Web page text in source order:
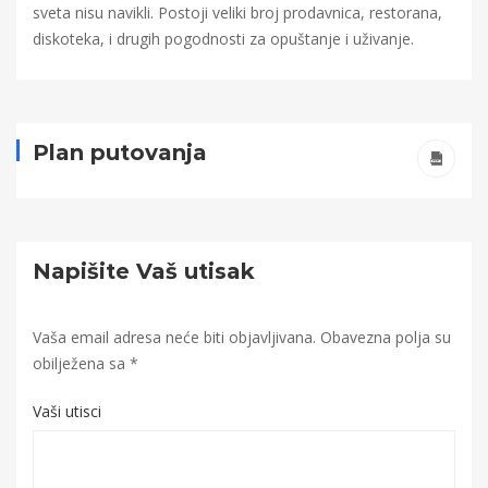
sveta nisu navikli. Postoji veliki broj prodavnica, restorana,
diskoteka, i drugih pogodnosti za opuštanje i uživanje.
Plan putovanja
Napišite Vaš utisak
Vaša email adresa neće biti objavljivana. Obavezna polja su
obilježena sa *
Vaši utisci